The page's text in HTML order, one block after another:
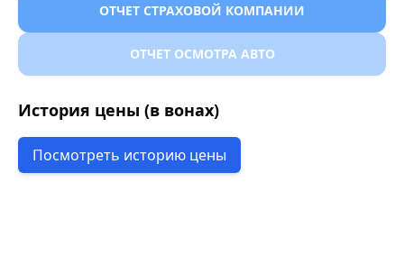
ОТЧЕТ СТРАХОВОЙ КОМПАНИИ
ОТЧЕТ ОСМОТРА АВТО
История цены (в вонах)
Посмотреть историю цены